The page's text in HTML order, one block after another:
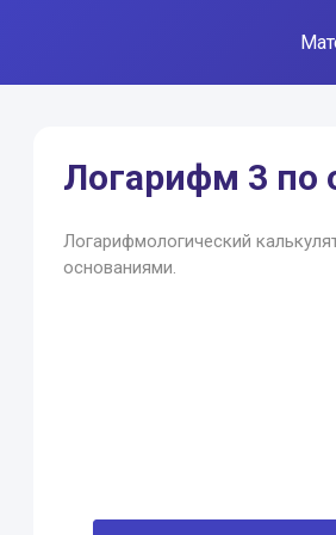
Логарифм 3 по
Логарифмологический
основаниями.